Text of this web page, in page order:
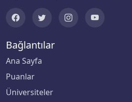
Bağlantılar
Ana Sayfa
Puanlar
Üniversiteler